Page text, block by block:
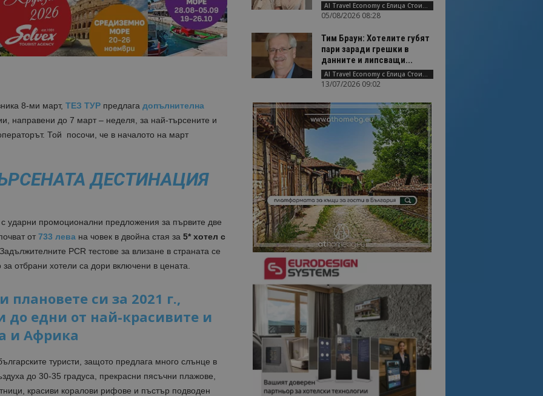
8-ми март, ТЕЗ ТУРпредлага допълнителна
направени до 7 март – неделя, за най-търсените и
Той посочи, че в началото на март
ДЕСТИНАЦИЯ
ударни промоционални предложения за първите две
от 733 лева на човек в двойна стая за 5* хотел с
PCR тестове за влизане в страната се
отбрани хотели са дори включени в цената.
плановете си за 2021 г.,
до едни от най-красивите и
и Африка
туристи, защото предлага много слънце в
до 30-35 градуса, прекрасни пясъчни плажове,
красиви коралови рифове и пъстър подводен
AI Travel Economy с Елица Стоилова
05/08/2026 08:28
Тим Браун: Хотелите губят
пари заради грешки в
данните и липсващи...
AI Travel Economy с Елица Стоилова
13/07/2026 09:02